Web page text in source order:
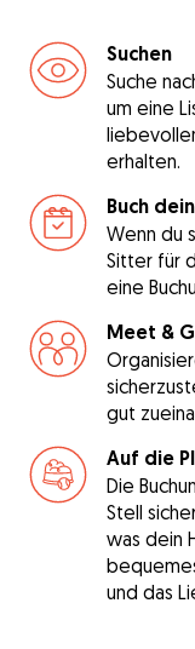
Suchen
Suche
um eine
erhalten.
Buch
Wenn du
Sitter für
eine
Meet &
gut
Auf die
Die
Stell
was dein
und das